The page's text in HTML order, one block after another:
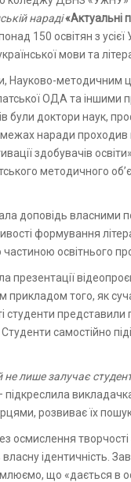
нараді«Актуальні
150 освітян з
мови та
Науково-
ОДА та іншими
доктори наук,
межах наради
здобувачів
методичного
доповідь
формування
освітнього
презентації
того, як
студенти представили
самостійно
лише залучає
підкреслила
розвиває їх
осмислення
ідентичність.
що «дається в